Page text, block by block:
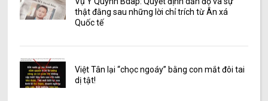
thật đằng sau những lời chỉ trích từ Ân xá
Quốc tế
Việt Tân lại “chọc ngoáy” bằng con mắt đôi tai
dị tật!